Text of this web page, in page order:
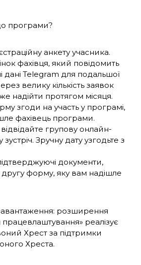
програми?
анкету учасника.
фахівця, який повідомить
дані Telegram для подальшої
велику кількість заявок
надійти протягом місяця.
згоди на участь у програмі,
фахівець програми.
групову онлайн-
Зручну дату узгодьте з
документи,
форму, яку вам надішле
розширення
реалізує
Хрест за підтримки
Хреста.